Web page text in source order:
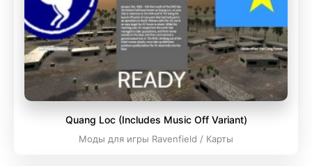
Quang Loc (Includes Music Off Variant)
Моды для игры Ravenfield / Карты